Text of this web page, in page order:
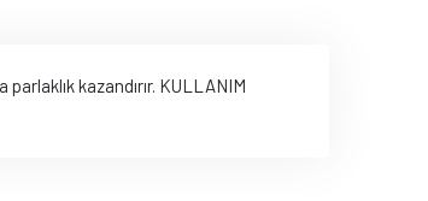
kazandırır. KULLANIM